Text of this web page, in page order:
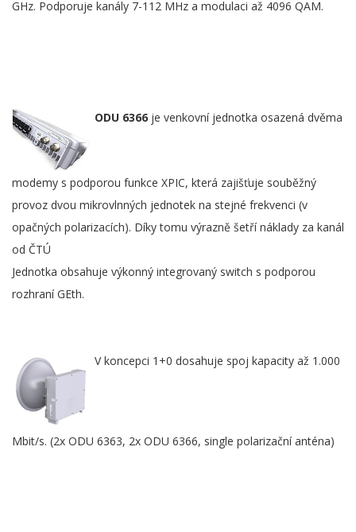
GHz. Podporuje kanály 7-112 MHz a modulaci až 4096 QAM.
ODU 6366 je venkovní jednotka osazená dvěma
modemy s podporou funkce XPIC, která zajišťuje souběžný
provoz dvou mikrovlnných jednotek na stejné frekvenci (v
opačných polarizacích). Díky tomu výrazně šetří náklady za kanál
od ČTÚ
Jednotka obsahuje výkonný integrovaný switch s podporou
rozhraní GEth.
V koncepci 1+0 dosahuje spoj kapacity až 1.000
Mbit/s. (2x ODU 6363, 2x ODU 6366, single polarizační anténa)